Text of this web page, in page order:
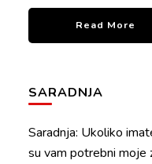
Read More
SARADNJA
Saradnja: Ukoliko
su vam potrebni moje